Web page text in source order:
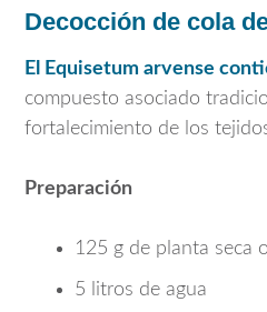
Decocción de cola
El Equisetum arvense
compuesto asociado
fortalecimiento de los
Preparación
125 g de planta seca
5 litros de agua